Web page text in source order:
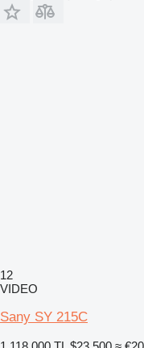
12
VIDEO
Sany SY 215C